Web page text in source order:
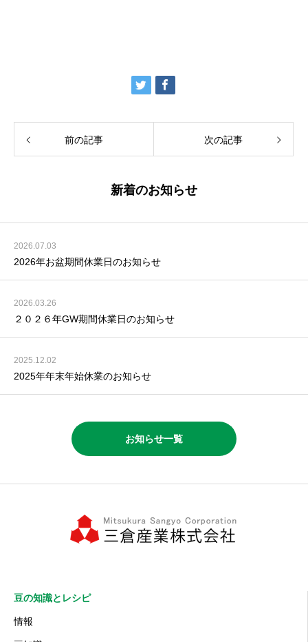
前の記事 次の記事
新着のお知らせ
2026.07.03
2026年お盆期間休業日のお知らせ
2026.03.26
２０２６年GW期間休業日のお知らせ
2025.12.02
2025年年末年始休業のお知らせ
お知らせ一覧
豆の知識とレシピ
情報